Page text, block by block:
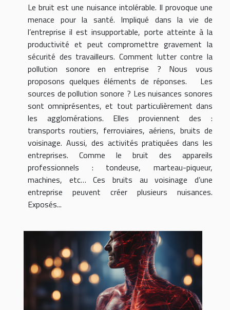
Le bruit est une nuisance intolérable. Il provoque une
menace pour la santé. Impliqué dans la vie de
l’entreprise il est insupportable, porte atteinte à la
productivité et peut compromettre gravement la
sécurité des travailleurs. Comment lutter contre la
pollution sonore en entreprise ? Nous vous
proposons quelques éléments de réponses. Les
sources de pollution sonore ? Les nuisances sonores
sont omniprésentes, et tout particulièrement dans
les agglomérations. Elles proviennent des :
transports routiers, ferroviaires, aériens, bruits de
voisinage. Aussi, des activités pratiquées dans les
entreprises. Comme le bruit des appareils
professionnels : tondeuse, marteau-piqueur,
machines, etc… Ces bruits au voisinage d’une
entreprise peuvent créer plusieurs nuisances.
Exposés...